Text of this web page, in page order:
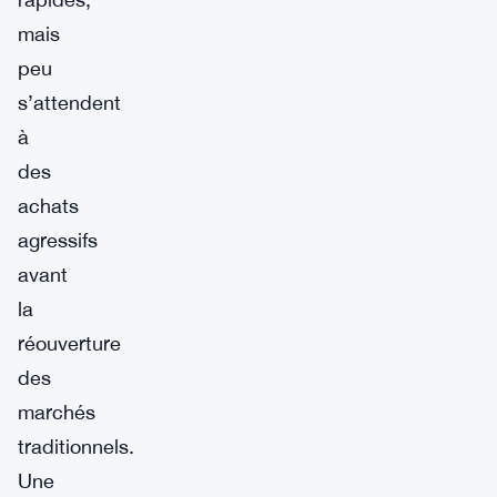
mais
peu
s’attendent
à
des
achats
agressifs
avant
la
réouverture
des
marchés
traditionnels.
Une